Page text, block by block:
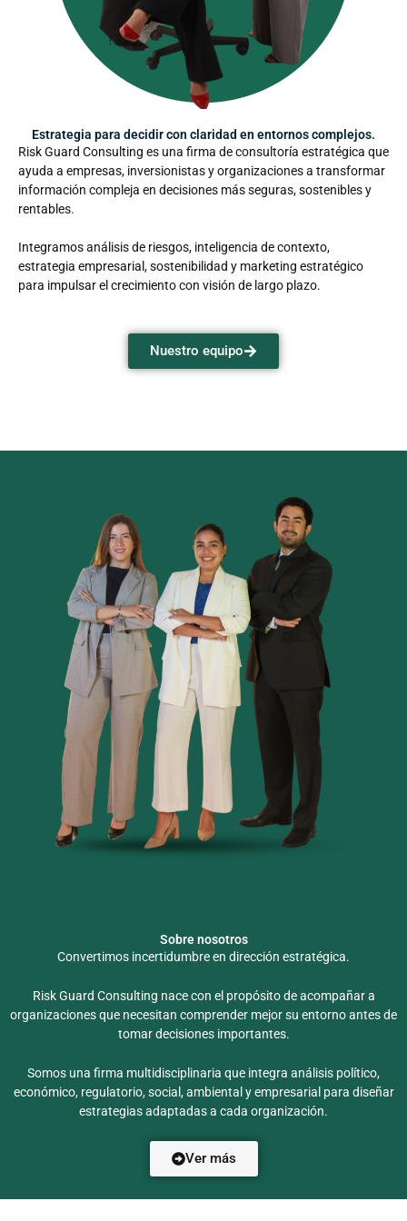
Estrategia para decidir con claridad en entornos complejos.
Risk Guard Consulting es una firma de consultoría estratégica que
ayuda a empresas, inversionistas y organizaciones a transformar
información compleja en decisiones más seguras, sostenibles y
rentables.
Integramos análisis de riesgos, inteligencia de contexto,
estrategia empresarial, sostenibilidad y marketing estratégico
para impulsar el crecimiento con visión de largo plazo.
Nuestro equipo
Sobre nosotros
Convertimos incertidumbre en dirección estratégica.
Risk Guard Consulting nace con el propósito de acompañar a
organizaciones que necesitan comprender mejor su entorno antes de
tomar decisiones importantes.
Somos una firma multidisciplinaria que integra análisis político,
económico, regulatorio, social, ambiental y empresarial para diseñar
estrategias adaptadas a cada organización.
Ver más